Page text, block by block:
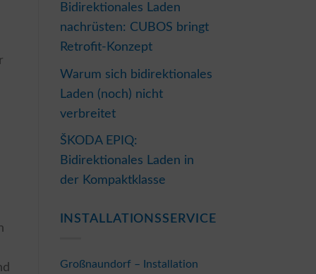
Bidirektionales Laden
nachrüsten: CUBOS bringt
Retrofit-Konzept
Warum sich bidirektionales
Laden (noch) nicht
verbreitet
ŠKODA EPIQ:
Bidirektionales Laden in
der Kompaktklasse
INSTALLATIONSSERVICE
Großnaundorf – Installation